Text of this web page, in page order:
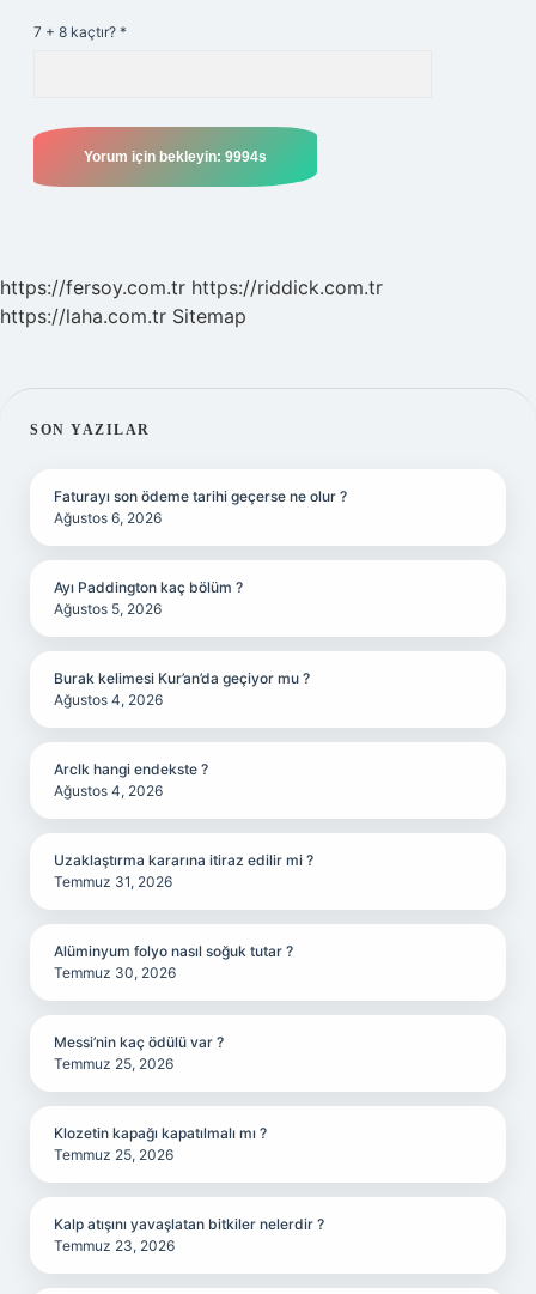
7 + 8 kaçtır? *
https://fersoy.com.tr https://riddick.com.tr
https://laha.com.tr Sitemap
SIDEBAR
SON YAZILAR
Faturayı son ödeme tarihi geçerse ne olur ?
Ağustos 6, 2026
Ayı Paddington kaç bölüm ?
Ağustos 5, 2026
Burak kelimesi Kur’an’da geçiyor mu ?
Ağustos 4, 2026
Arclk hangi endekste ?
Ağustos 4, 2026
Uzaklaştırma kararına itiraz edilir mi ?
Temmuz 31, 2026
Alüminyum folyo nasıl soğuk tutar ?
Temmuz 30, 2026
Messi’nin kaç ödülü var ?
Temmuz 25, 2026
Klozetin kapağı kapatılmalı mı ?
Temmuz 25, 2026
Kalp atışını yavaşlatan bitkiler nelerdir ?
Temmuz 23, 2026